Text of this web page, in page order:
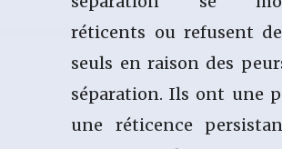
réticents ou refusent
seuls en raison des
séparation. Ils ont une
une réticence